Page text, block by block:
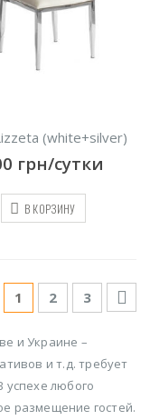
(white+silver)
грн/сутки
В КОРЗИНУ
1 2 3
и Украине –
и т.д. требует
успехе любого
размещение гостей.